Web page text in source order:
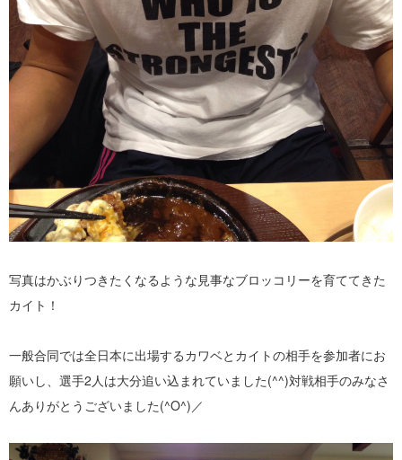
写真はかぶりつきたくなるような見事なブロッコリーを育ててきた
カイト！
一般合同では全日本に出場するカワベとカイトの相手を参加者にお
願いし、選手2人は大分追い込まれていました(^^)対戦相手のみなさ
んありがとうございました(^O^)／